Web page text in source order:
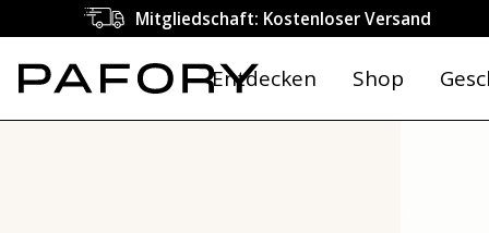
Mitgliedschaft: Kostenloser Versand
Entdecken Shop